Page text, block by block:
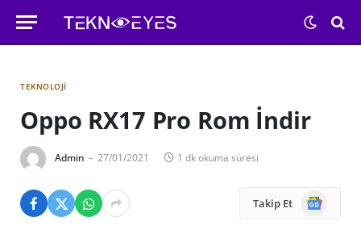
TEKNOLOJI
Oppo RX17 Pro Rom İndir
Admin 27/01/2021 1 dk okuma süresi
Takip Et
Google
News